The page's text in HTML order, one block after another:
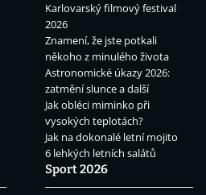
Karlovarský filmový festival
2026
Znamení, že jste potkali
někoho z minulého života
Astronomické úkazy 2026:
zatmění slunce a další
Jak obléci miminko při
vysokých teplotách?
Jak na dokonalé letní mojito
6 lehkých letních salátů
Sport 2026